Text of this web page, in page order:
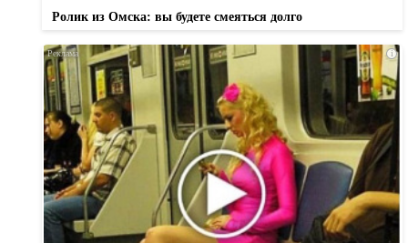
Ролик из Омска: вы будете смеяться долго
i